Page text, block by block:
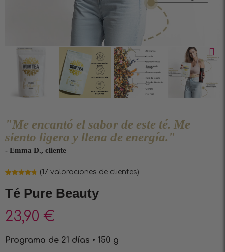
"Me encantó el sabor de este té. Me
siento ligera y llena de energía."
- Emma D., cliente
sobre
5 basado
en
de clientes
(17valoraciones de clientes)
Té Pure Beauty
23,90 €
Programa de 21 días • 150 g